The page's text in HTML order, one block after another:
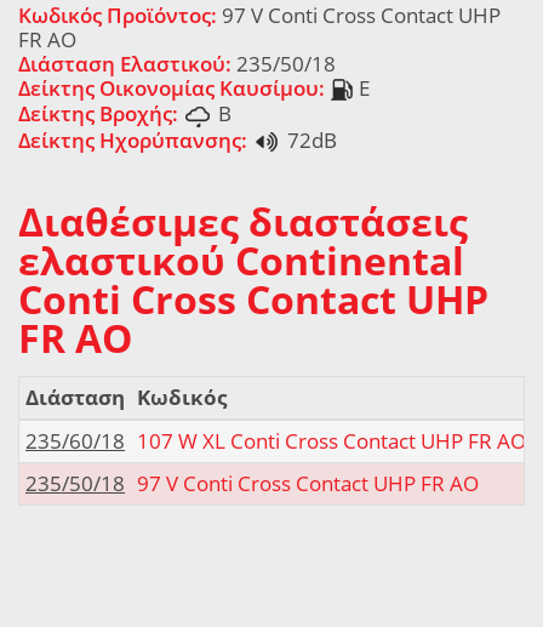
Κωδικός Προϊόντος: 97 V Conti Cross Contact UHP
FR AO
Διάσταση Ελαστικού: 235/50/18
Δείκτης Οικονομίας Καυσίμου:
E
Δείκτης Βροχής:
B
Δείκτης Ηχορύπανσης:
72dB
Διαθέσιμες διαστάσεις
ελαστικού Continental
Conti Cross Contact UHP
FR AO
Διάσταση Κωδικός
235/60/18 107 W XL Conti Cross Contact UHP FR AO
235/50/18 97 V Conti Cross Contact UHP FR AO